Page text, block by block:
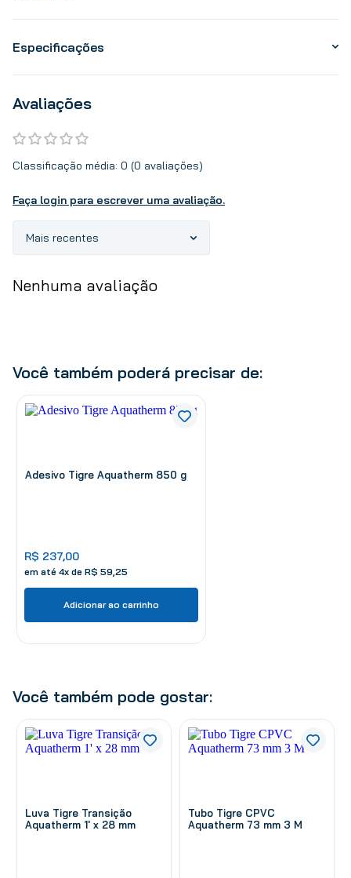
Especificações
Avaliações
Classificação média: 0 (0 avaliações)
Faça login para escrever uma avaliação.
Mais recentes
Nenhuma avaliação
Você também poderá precisar de:
Adesivo Tigre Aquatherm 850 g
R$ 237,00
em até 4x de R$ 59 25
Adicionar ao carrinho
Você também pode gostar:
Luva Tigre Transição
Aquatherm 1' x 28 mm
Tubo Tigre CPVC
Aquatherm 73 mm 3 M